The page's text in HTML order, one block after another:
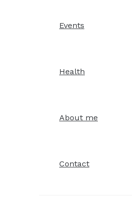
Events
Health
About me
Contact